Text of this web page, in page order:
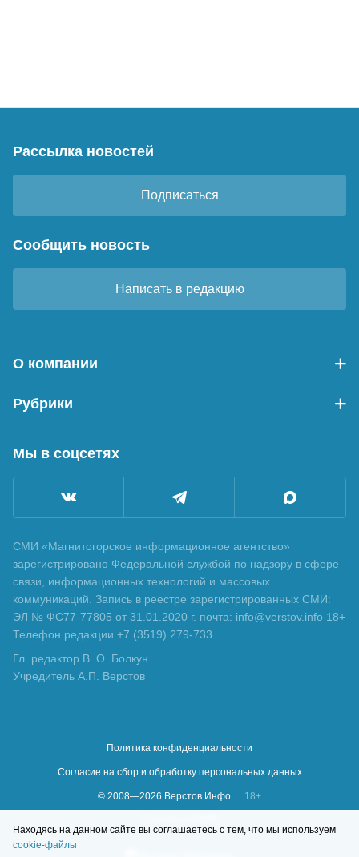
Рассылка новостей
Подписаться
Сообщить новость
Написать в редакцию
О компании
Рубрики
Мы в соцсетях
СМИ «Магнитогорское информационное агентство»
зарегистрировано Федеральной службой по надзору в сфере
связи, информационных технологий и массовых
коммуникаций. Запись в реестре зарегистрированных СМИ:
ЭЛ № ФС77-77805 от 31.01.2020 г. почта: info@verstov.info 18+
Телефон редакции +7 (3519) 279-733
Гл. редактор В. О. Болкун
Учредитель А.П. Верстов
Политика конфиденциальности
Согласие на сбор и обработку персональных данных
© 2008—2026 Верстов.Инфо
18+
Находясь на данном сайте вы соглашаетесь с тем, что мы используем
cookie-файлы